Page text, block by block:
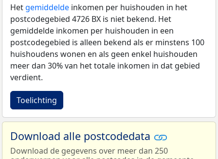
Het gemiddelde inkomen per huishouden in het
postcodegebied 4726 BX is niet bekend. Het
gemiddelde inkomen per huishouden in een
postcodegebied is alleen bekend als er minstens 100
huishoudens wonen en als geen enkel huishouden
meer dan 30% van het totale inkomen in dat gebied
verdient.
Toelichting
Download alle postcodedata
Download de gegevens over meer dan 250